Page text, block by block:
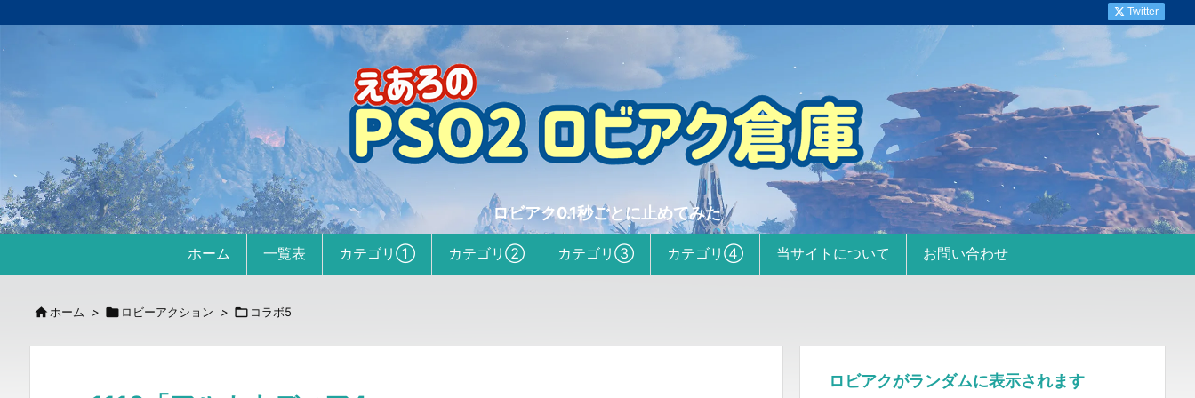
ロビアク0.1秒ごとに止めてみた
ホーム 一覧表 カテゴリ① カテゴリ② カテゴリ③ カテゴリ④ 当サイトについて お問い合わせ
Twitter
 ホーム >  ロビーアクション >  コラボ5
ロビアクがランダムに表示されます